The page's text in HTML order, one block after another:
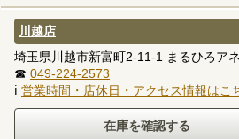
川越店
埼玉県川越市新富町2-11-1 まるひろア
☎ 049-224-2573
ℹ 営業時間・店休日・アクセス情報はこ